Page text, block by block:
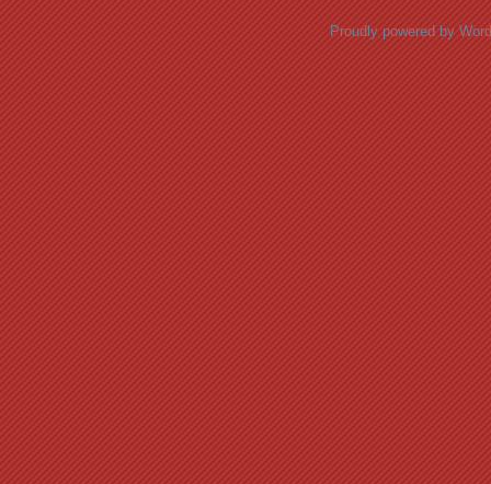
Proudly powered by